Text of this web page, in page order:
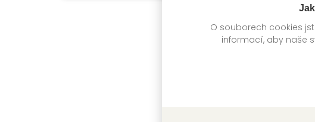
O souborech cookies
informací, aby naše